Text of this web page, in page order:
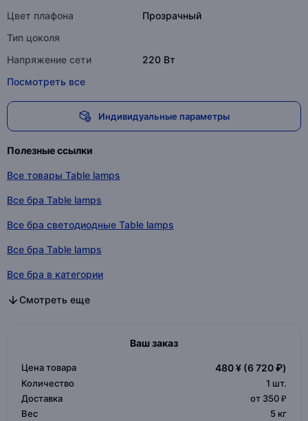
Цвет плафона
Прозрачный
Тип цоколя
Напряжение сети
220 Вт
Посмотреть все
Индивидуальные параметры
Полезные ссылки
Все товары Table lamps
Все бра Table lamps
Все бра светодиодные Table lamps
Все бра Table lamps
Все бра в категории
Все бра светодиодные в категории
Все бра в категории
Смотреть еще
Ваш заказ
Цена товара 480 ¥ (6 720 ₽)
Количество 1 шт.
Доставка
от 350 ₽
Вес
5 кг